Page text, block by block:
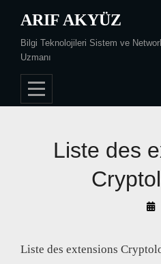
content
ARIF AKYÜZ
Bilgi Teknolojileri Sistem ve
Uzmanı
Liste des
By
Liste des extensions